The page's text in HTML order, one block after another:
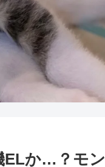
ELか…？モン